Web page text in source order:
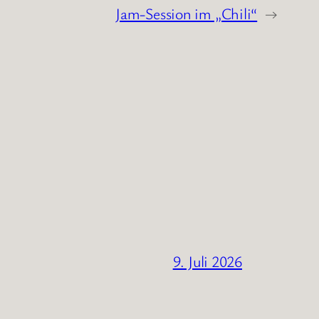
Jam-Session im „Chili“ →
9. Juli 2026